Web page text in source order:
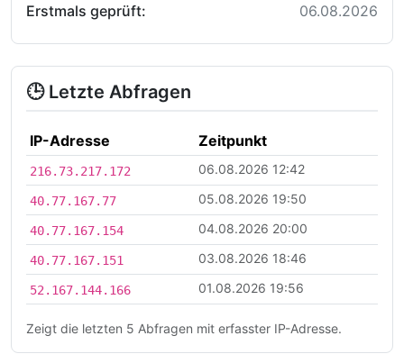
Erstmals geprüft: 06.08.2026
🕒 Letzte Abfragen
IP-Adresse Zeitpunkt
216.73.217.172 06.08.2026 12:42
40.77.167.77 05.08.2026 19:50
40.77.167.154 04.08.2026 20:00
40.77.167.151 03.08.2026 18:46
52.167.144.166 01.08.2026 19:56
Zeigt die letzten 5 Abfragen mit erfasster IP-Adresse.